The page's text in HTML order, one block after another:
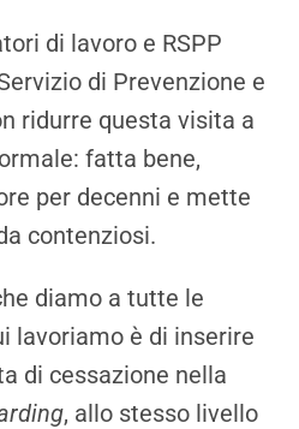
di lavoro e RSPP
di Prevenzione e
ridurre questa visita a
fatta bene,
per decenni e mette
contenziosi.
diamo a tutte le
lavoriamo è di inserire
di cessazione nella
, allo stesso livello